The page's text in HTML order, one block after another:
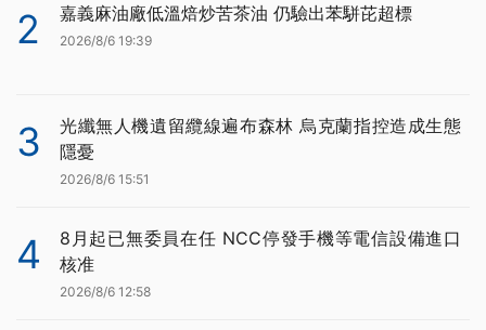
2 嘉義麻油廠低溫焙炒苦茶油 仍驗出苯駢芘超標
2026/8/6 19:39
3
光纖無人機遺留纜線遍布森林 烏克蘭指控造成生態
隱憂
2026/8/6 15:51
4
8月起已無委員在任 NCC停發手機等電信設備進口
核准
2026/8/6 12:58